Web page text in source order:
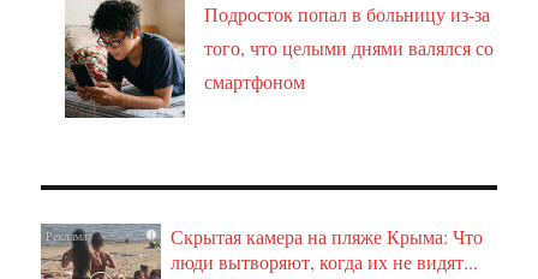
Подросток попал в больницу из-за
того, что целыми днями валялся со
смартфоном
i
Скрытая камера на пляже Крыма: Что
люди вытворяют, когда их не видят...